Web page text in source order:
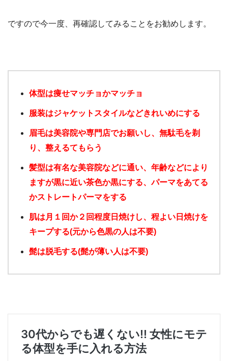
ですので今一度、再確認してみることをお勧めします。
体型は痩せマッチョかマッチョ
服装はジャケットスタイルなどきれいめにする
眉毛は美容院や専門店でお願いし、無駄毛を剃
り、整えるてもらう
髪型は有名な美容院などに通い、年齢などにより
ますが黒に近い茶色か黒にする、パーマをあてる
かストレートパーマをする
肌は月１回か２回程度日焼けし、程よい日焼けを
キープする(元から色黒の人は不要)
髭は脱毛する(髭が薄い人は不要)